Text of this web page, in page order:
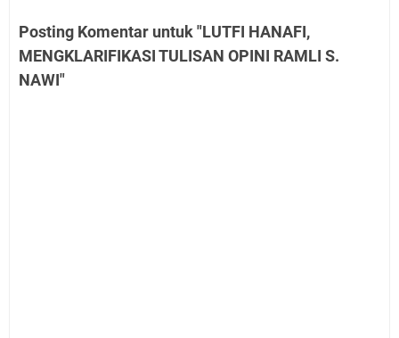
Posting Komentar untuk "LUTFI HANAFI,
MENGKLARIFIKASI TULISAN OPINI RAMLI S.
NAWI"